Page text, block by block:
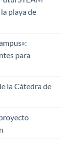
playa de
para
la Cátedra de